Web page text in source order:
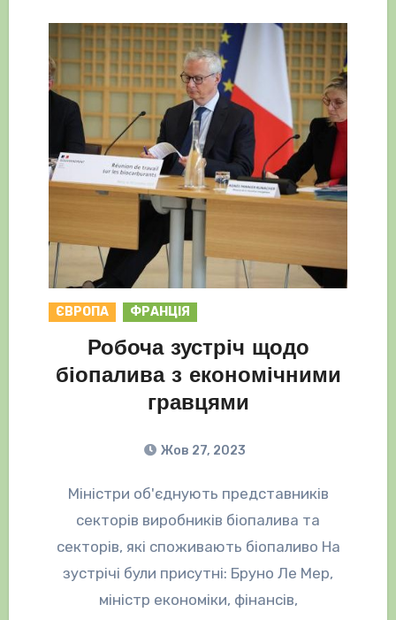
ЄВРОПА ФРАНЦІЯ
Робоча зустріч щодо
біопалива з економічними
гравцями
Жов 27, 2023
Міністри об'єднують представників
секторів виробників біопалива та
секторів, які споживають біопаливо На
зустрічі були присутні: Бруно Ле Мер,
міністр економіки, фінансів,